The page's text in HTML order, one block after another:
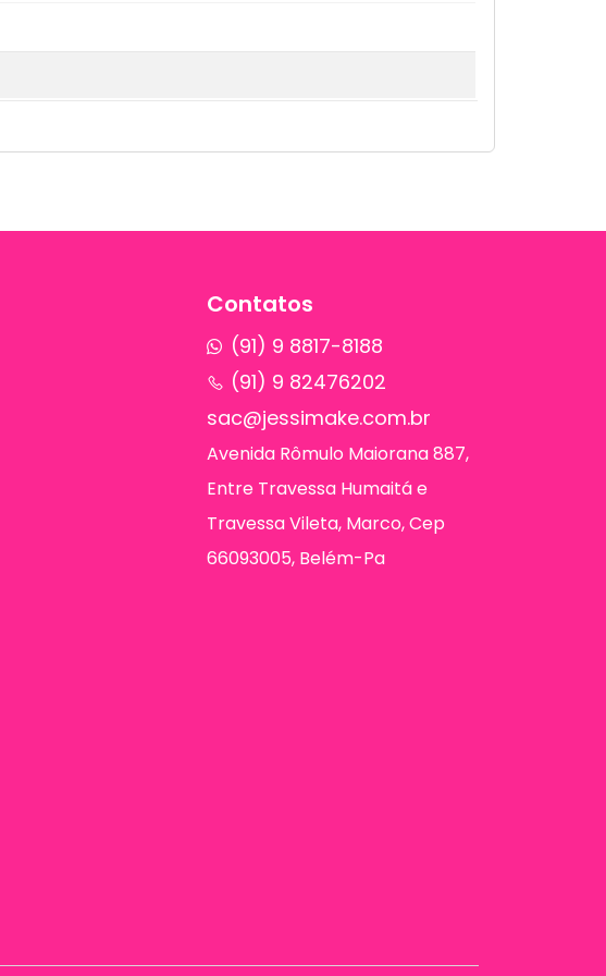
Contatos
(91) 9 8817-8188
(91) 9 82476202
sac@jessimake.com.br
Avenida Rômulo Maiorana 887,
Entre Travessa Humaitá e
Travessa Vileta, Marco, Cep
66093005, Belém-Pa